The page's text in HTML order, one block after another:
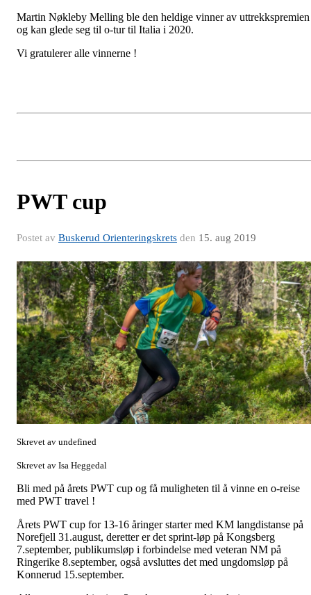
Martin Nøkleby Melling ble den heldige vinner av uttrekkspremien
og kan glede seg til o-tur til Italia i 2020.
Vi gratulerer alle vinnerne !
PWT cup
Postet av Buskerud Orienteringskrets den 15. aug 2019
Skrevet av undefined
Skrevet av Isa Heggedal
Bli med på årets PWT cup og få muligheten til å vinne en o-reise
med PWT travel !
Årets PWT cup for 13-16 åringer starter med KM langdistanse på
Norefjell 31.august, deretter er det sprint-løp på Kongsberg
7.september, publikumsløp i forbindelse med veteran NM på
Ringerike 8.september, også avsluttes det med ungdomsløp på
Konnerud 15.september.